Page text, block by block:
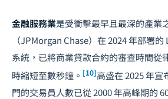
金融服務業是受衝擊最早且最深的產業
（JPMorgan Chase）在 2024 年部署
系統，已將商業貸款合約的審查時間從
時縮短至數秒鐘。 [10]高盛在 2025 年
門的交易員人數已從 2000 年高峰期的